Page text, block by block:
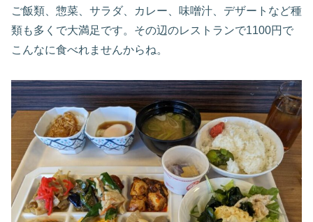
ご飯類、惣菜、サラダ、カレー、味噌汁、デザートなど種
類も多くで大満足です。その辺のレストランで1100円で
こんなに食べれませんからね。